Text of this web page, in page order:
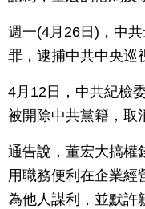
週一(4月26日)，中
罪，逮捕中共中央巡
4月12日，中共紀檢
被開除中共黨籍，取
通告說，董宏大搞權
用職務便利在企業經
為他人謀利，並默許